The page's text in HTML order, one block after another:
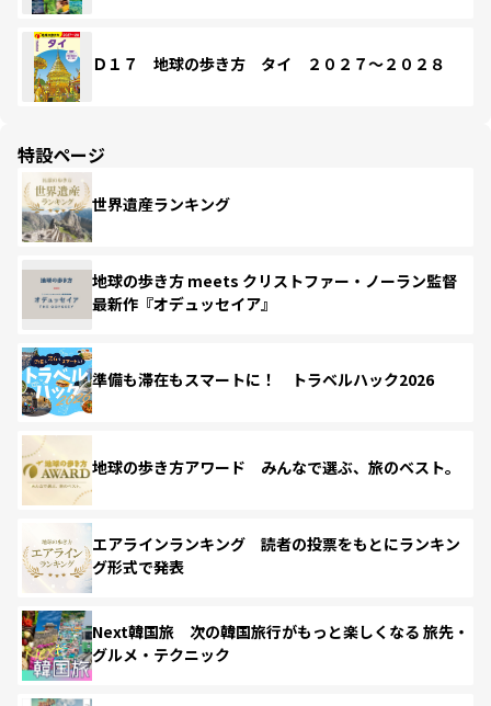
Ｄ１７ 地球の歩き方 タイ ２０２７～２０２８
特設ページ
世界遺産ランキング
地球の歩き方 meets クリストファー・ノーラン監督
最新作『オデュッセイア』
準備も滞在もスマートに！ トラベルハック2026
地球の歩き方アワード みんなで選ぶ、旅のベスト。
エアラインランキング 読者の投票をもとにランキン
グ形式で発表
Next韓国旅 次の韓国旅行がもっと楽しくなる 旅先・
グルメ・テクニック